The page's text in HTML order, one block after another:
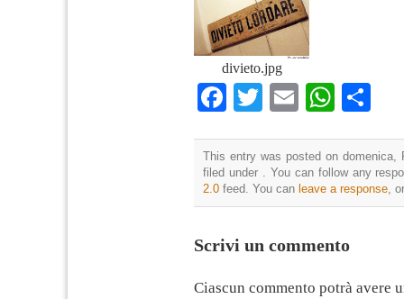
divieto.jpg
Facebook
TwitterEmail
This entry was posted on domenica,
filed under . You can follow any
2.0 feed. You can leave a response ,
Scrivi un commento
Ciascun commento potrà avere